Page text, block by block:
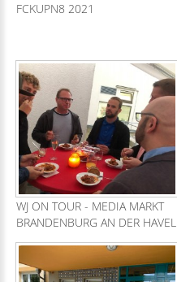
FCKUPN8 2021
WJ ON TOUR - MEDIA MARKT
BRANDENBURG AN DER HAVEL